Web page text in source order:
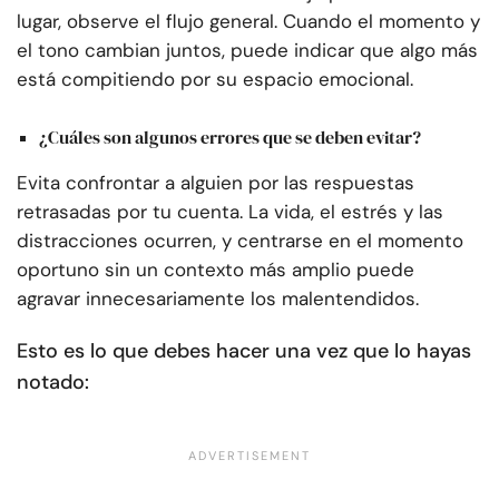
lugar, observe el flujo general. Cuando el momento y
el tono cambian juntos, puede indicar que algo más
está compitiendo por su espacio emocional.
¿Cuáles son algunos errores que se deben evitar?
Evita confrontar a alguien por las respuestas
retrasadas por tu cuenta. La vida, el estrés y las
distracciones ocurren, y centrarse en el momento
oportuno sin un contexto más amplio puede
agravar innecesariamente los malentendidos.
Esto es lo que debes hacer una vez que lo hayas
notado: